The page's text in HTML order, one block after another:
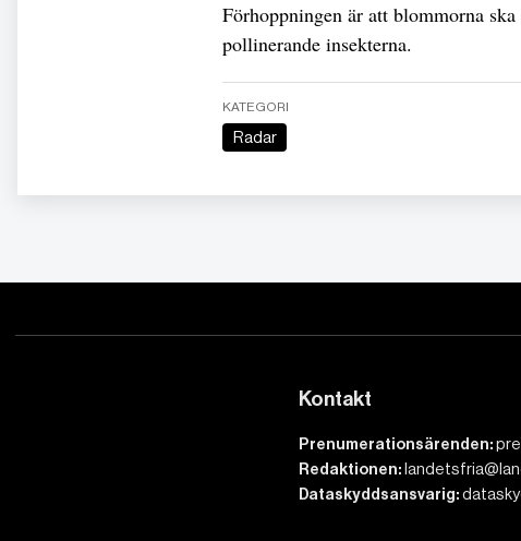
Förhoppningen är att blommorna
pollinerande insekterna.
KATEGORI
Radar
Kontakt
Prenumerationsärenden:
Redaktionen:
Dataskyddsansvarig: